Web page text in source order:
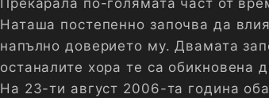
Прекарала по-голямата част от
Наташа постепенно започва да
напълно доверието му. Двамата
останалите хора те са обикновена
На 23-ти август 2006-та година